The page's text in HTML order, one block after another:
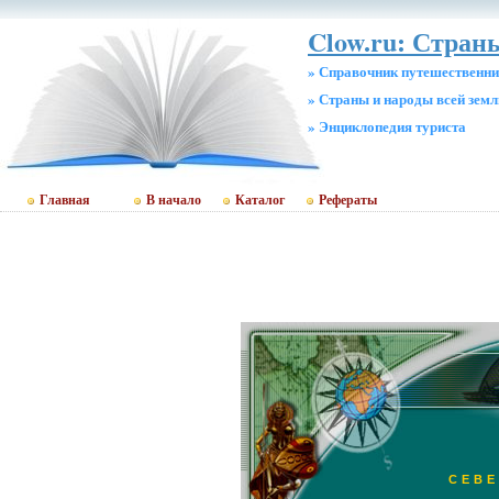
Clow.ru:
» Справочник
» Страны и народы всей
» Энциклопедия туриста
Главная В начало Каталог Рефераты